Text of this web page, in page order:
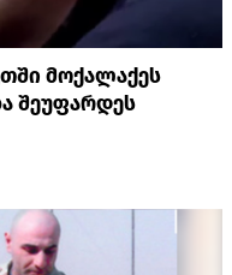
მოქალაქეს
შეუფარდეს